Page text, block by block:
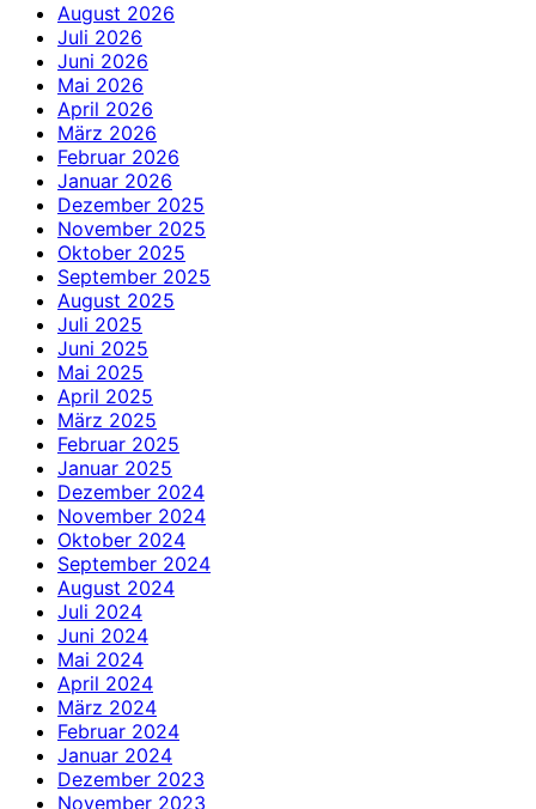
August 2026
Juli 2026
Juni 2026
Mai 2026
April 2026
März 2026
Februar 2026
Januar 2026
Dezember 2025
November 2025
Oktober 2025
September 2025
August 2025
Juli 2025
Juni 2025
Mai 2025
April 2025
März 2025
Februar 2025
Januar 2025
Dezember 2024
November 2024
Oktober 2024
September 2024
August 2024
Juli 2024
Juni 2024
Mai 2024
April 2024
März 2024
Februar 2024
Januar 2024
Dezember 2023
November 2023